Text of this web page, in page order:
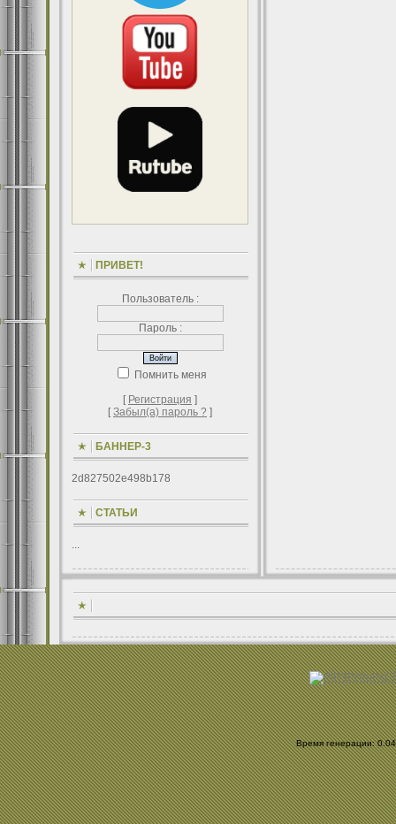
ПРИВЕТ!
Пользователь :
Пароль :
Помнить меня
[ Регистрация ]
[Забыл(а) пароль ? ]
БАННЕР-3
2d827502e498b178
СТАТЬИ
...
Время генерации: